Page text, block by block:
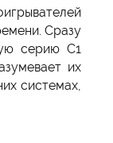
Сразу
серию C1
их
системах,